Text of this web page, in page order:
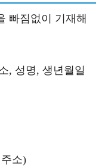
빠짐없이 기재해
, 성명, 생년월일
소)